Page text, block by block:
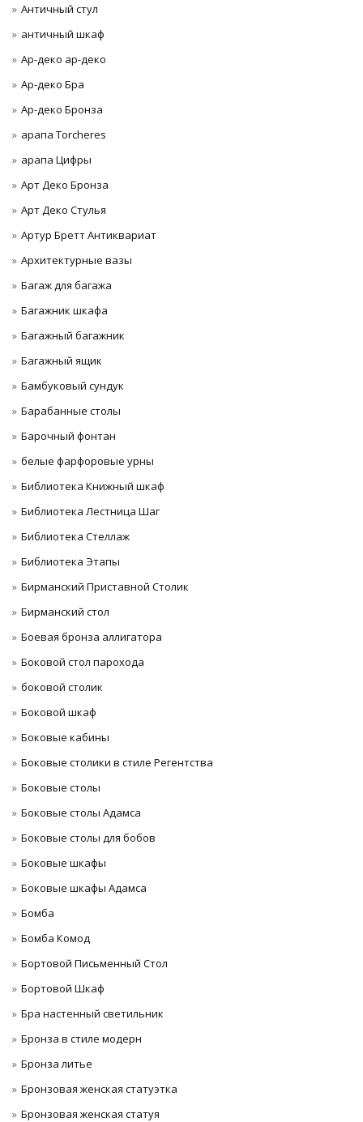
Античный стул
античный шкаф
Ар-деко ар-деко
Ар-деко Бра
Ар-деко Бронза
арапа Torcheres
арапа Цифры
Арт Деко Бронза
Арт Деко Стулья
Артур Бретт Антиквариат
Архитектурные вазы
Багаж для багажа
Багажник шкафа
Багажный багажник
Багажный ящик
Бамбуковый сундук
Барабанные столы
Барочный фонтан
белые фарфоровые урны
Библиотека Книжный шкаф
Библиотека Лестница Шаг
Библиотека Стеллаж
Библиотека Этапы
Бирманский Приставной Столик
Бирманский стол
Боевая бронза аллигатора
Боковой стол парохода
боковой столик
Боковой шкаф
Боковые кабины
Боковые столики в стиле Регентства
Боковые столы
Боковые столы Адамса
Боковые столы для бобов
Боковые шкафы
Боковые шкафы Адамса
Бомба
Бомба Комод
Бортовой Письменный Стол
Бортовой Шкаф
Бра настенный светильник
Бронза в стиле модерн
Бронза литье
Бронзовая женская статуэтка
Бронзовая женская статуя